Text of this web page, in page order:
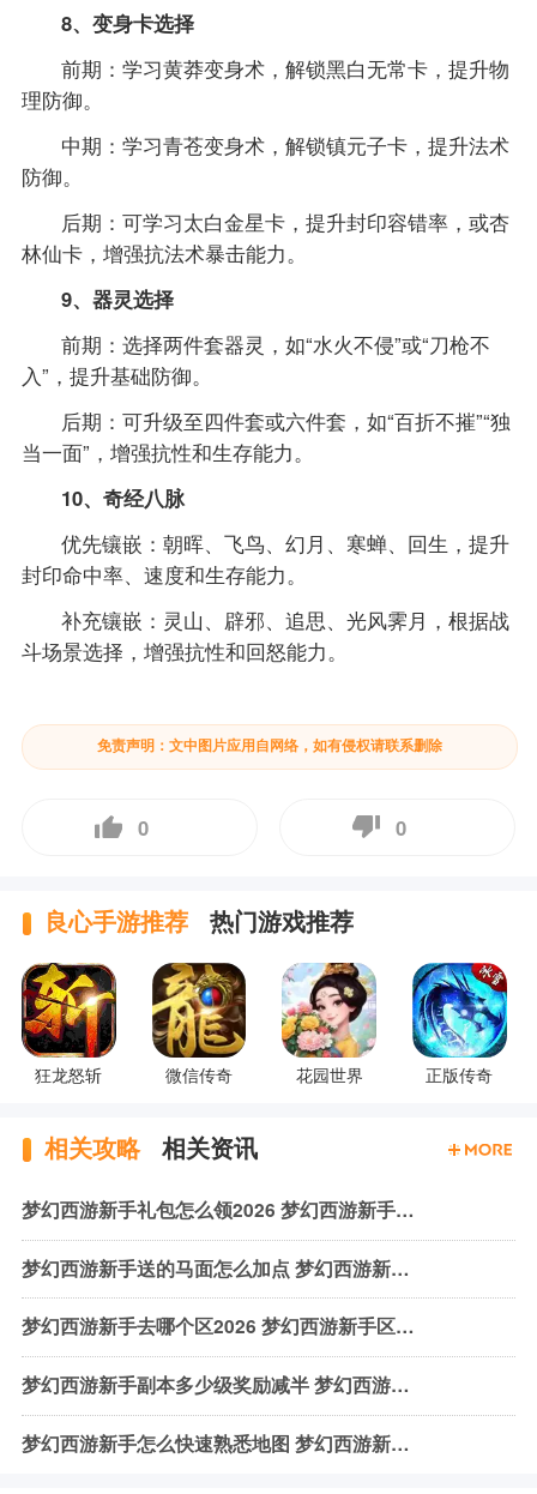
8、变身卡选择
前期：学习黄莽变身术，解锁黑白无常卡，提升物
理防御。
中期：学习青苍变身术，解锁镇元子卡，提升法术
防御。
后期：可学习太白金星卡，提升封印容错率，或杏
林仙卡，增强抗法术暴击能力。
9、器灵选择
前期：选择两件套器灵，如“水火不侵”或“刀枪不
入”，提升基础防御。
后期：可升级至四件套或六件套，如“百折不摧”“独
当一面”，增强抗性和生存能力。
10、奇经八脉
优先镶嵌：朝晖、飞鸟、幻月、寒蝉、回生，提升
封印命中率、速度和生存能力。
补充镶嵌：灵山、辟邪、追思、光风霁月，根据战
斗场景选择，增强抗性和回怒能力。
免责声明：文中图片应用自网络，如有侵权请联系删除
0 0
良心手游推荐 热门游戏推荐
狂龙怒斩 微信传奇 花园世界 正版传奇
相关攻略 相关资讯
梦幻西游新手礼包怎么领2026 梦幻西游新手福利领取攻略
梦幻西游新手送的马面怎么加点 梦幻西游新手马面加点攻略
梦幻西游新手去哪个区2026 梦幻西游新手区服推荐
梦幻西游新手副本多少级奖励减半 梦幻西游新手副本奖励规则一览
梦幻西游新手怎么快速熟悉地图 梦幻西游新手地图攻略2026